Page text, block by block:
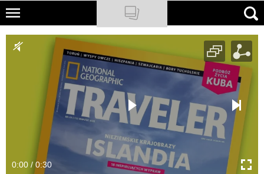
Skip
main
NATIONAL GEOGRAPHIC
TRAVELER
PODCASTY
Newsletter
Cuda Polski
0:00 / 0:30